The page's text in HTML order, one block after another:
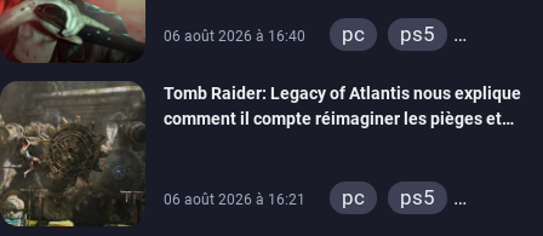
06 août 2026 à 16:40 pc
ps5
switch 2
Tomb Raider: Legacy of Atlantis nous explique
comment il compte réimaginer les pièges et
06 août 2026 à 16:21 pc
ps5